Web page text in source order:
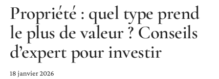
Propriété : quel type prend
le plus de valeur ? Conseils
d’expert pour investir
18 janvier 2026